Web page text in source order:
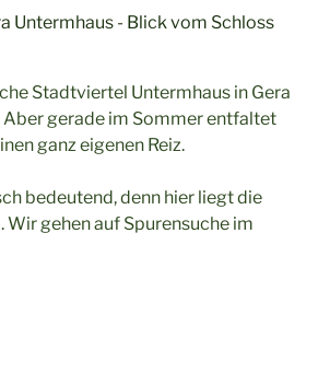
Stadtviertel Untermhaus in Gera
Aber gerade im Sommer entfaltet
ganz eigenen Reiz.
bedeutend, denn hier liegt die
gehen auf Spurensuche im